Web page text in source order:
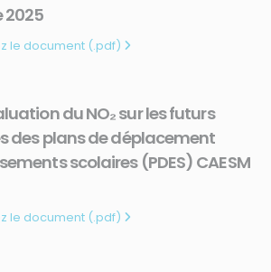
2025
le document (.pdf)
du NO₂ sur les futurs
des plans de déplacement
scolaires (PDES) CAESM
le document (.pdf)